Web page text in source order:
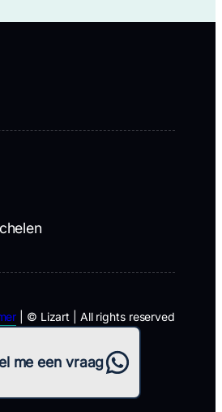
| © Lizart | All rights reserved
me een vraagWhatsApp